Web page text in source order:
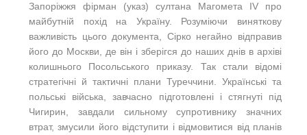
Запоріжжя фірман (указ) султана Магомета IV про
майбутній похід на Україну. Розуміючи виняткову
важливість цього документа, Сірко негайно відправив
його до Москви, де він і зберігся до наших днів в архіві
колишнього Посольського приказу. Так стали відомі
стратегічні й тактичні плани Туреччини. Українські та
польські війська, завчасно підготовлені і стягнуті під
Чигирин, завдали сильному супротивнику значних
втрат, змусили його відступити і відмовитися від планів